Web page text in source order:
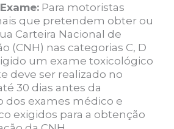
Para motoristas
que pretendem obter ou
Carteira Nacional de
(CNH) nas categorias C, D
um exame toxicológico
deve ser realizado no
30 dias antes da
dos exames médico e
exigidos para a obtenção